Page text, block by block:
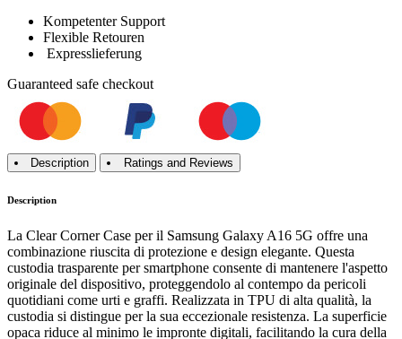
Kompetenter Support
Flexible Retouren
Expresslieferung
Guaranteed safe checkout
Description Ratings and Reviews
Description
La Clear Corner Case per il Samsung Galaxy A16 5G offre una
combinazione riuscita di protezione e design elegante. Questa
custodia trasparente per smartphone consente di mantenere l'aspetto
originale del dispositivo, proteggendolo al contempo da pericoli
quotidiani come urti e graffi. Realizzata in TPU di alta qualità, la
custodia si distingue per la sua eccezionale resistenza. La superficie
opaca riduce al minimo le impronte digitali, facilitando la cura della